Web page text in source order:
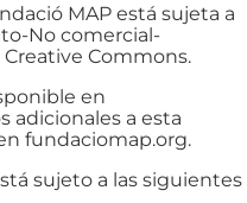
MAP está sujeta a
No comercial-
Commons.
en
adicionales a esta
fundaciomap.org.
sujeto a las siguientes